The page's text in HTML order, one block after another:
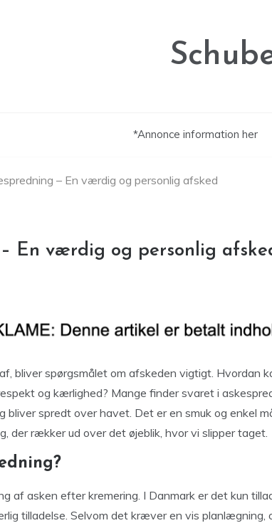
*Annonce information her
– En værdig og personlig afsked
En værdig og personlig
bliver spørgsmålet om afskeden vigtigt. Hvordan
og kærlighed? Mange finder svaret i
bliver spredt over havet. Det er en smuk og enkel
der rækker ud over det øjeblik, hvor vi slipper taget.
af asken efter kremering. I Danmark er det kun
tilladelse. Selvom det kræver en vis planlægning,